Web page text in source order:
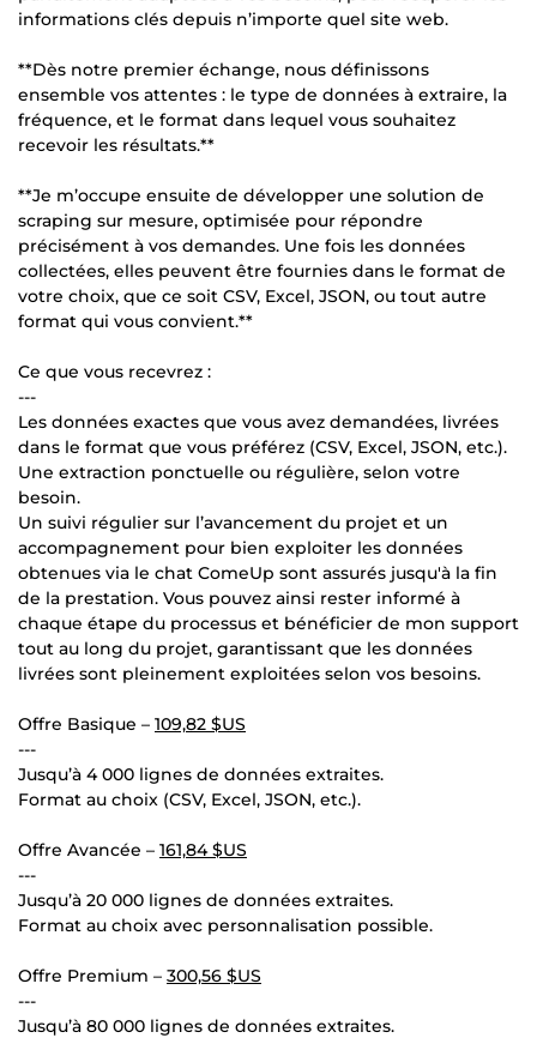
informations clés depuis n’importe quel site web.
**Dès notre premier échange, nous définissons
ensemble vos attentes : le type de données à extraire, la
fréquence, et le format dans lequel vous souhaitez
recevoir les résultats.**
**Je m’occupe ensuite de développer une solution de
scraping sur mesure, optimisée pour répondre
précisément à vos demandes. Une fois les données
collectées, elles peuvent être fournies dans le format de
votre choix, que ce soit CSV, Excel, JSON, ou tout autre
format qui vous convient.**
Ce que vous recevrez :
---
Les données exactes que vous avez demandées, livrées
dans le format que vous préférez (CSV, Excel, JSON, etc.).
Une extraction ponctuelle ou régulière, selon votre
besoin.
Un suivi régulier sur l’avancement du projet et un
accompagnement pour bien exploiter les données
obtenues via le chat ComeUp sont assurés jusqu'à la fin
de la prestation. Vous pouvez ainsi rester informé à
chaque étape du processus et bénéficier de mon support
tout au long du projet, garantissant que les données
livrées sont pleinement exploitées selon vos besoins.
Offre Basique – 109,82 $US
---
Jusqu’à 4 000 lignes de données extraites.
Format au choix (CSV, Excel, JSON, etc.).
Offre Avancée – 161,84 $US
---
Jusqu’à 20 000 lignes de données extraites.
Format au choix avec personnalisation possible.
Offre Premium – 300,56 $US
---
Jusqu’à 80 000 lignes de données extraites.